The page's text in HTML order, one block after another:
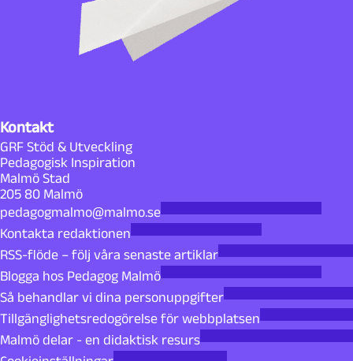
Kontakt
GRF Stöd & Utveckling
Pedagogisk Inspiration
Malmö Stad
205 80 Malmö
pedagogmalmo@malmo.se
Kontakta redaktionen
RSS-flöde – följ våra senaste artiklar
Blogga hos Pedagog Malmö
Så behandlar vi dina personuppgifter
Tillgänglighetsredogörelse för webbplatsen
Malmö delar - en didaktisk resurs